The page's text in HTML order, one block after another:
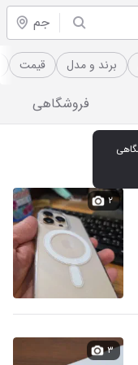
جم
برند و مدل قیمت
فروشگاهی
۲
۳